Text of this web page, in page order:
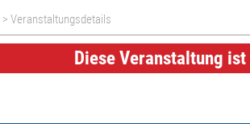
> Veranstaltungsdetails
Diese Veranstaltung